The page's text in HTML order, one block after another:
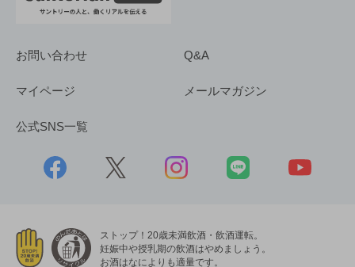
お問い合わせ Q&A
マイページ メールマガジン
公式SNS一覧
ストップ！20歳未満飲酒・飲酒運転。
妊娠中や授乳期の飲酒はやめましょう。
お酒はなによりも適量です。